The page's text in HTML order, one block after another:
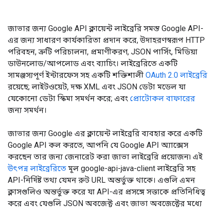
জাভার জন্য Google API ক্লায়েন্ট লাইব্রেরি সমস্ত Google API-
এর জন্য সাধারণ কার্যকারিতা প্রদান করে, উদাহরণস্বরূপ HTTP
পরিবহন, ত্রুটি পরিচালনা, প্রমাণীকরণ, JSON পার্সিং, মিডিয়া
ডাউনলোড/আপলোড এবং ব্যাচিং। লাইব্রেরিতে একটি
সামঞ্জস্যপূর্ণ ইন্টারফেস সহ একটি শক্তিশালী OAuth 2.0 লাইব্রেরি
রয়েছে; লাইটওয়েট, দক্ষ XML এবং JSON ডেটা মডেল যা
যেকোনো ডেটা স্কিমা সমর্থন করে; এবং প্রোটোকল বাফারের
জন্য সমর্থন।
জাভার জন্য Google এর ক্লায়েন্ট লাইব্রেরি ব্যবহার করে একটি
Google API কল করতে, আপনি যে Google API অ্যাক্সেস
করছেন তার জন্য জেনারেট করা জাভা লাইব্রেরি প্রয়োজন৷ এই
উৎপন্ন লাইব্রেরিতে মূল google-api-java-client লাইব্রেরি সহ
API-নির্দিষ্ট তথ্য যেমন রুট URL অন্তর্ভুক্ত থাকে। এগুলি এমন
ক্লাসগুলিও অন্তর্ভুক্ত করে যা API-এর প্রসঙ্গে সত্তাকে প্রতিনিধিত্ব
করে এবং যেগুলি JSON অবজেক্ট এবং জাভা অবজেক্টের মধ্যে